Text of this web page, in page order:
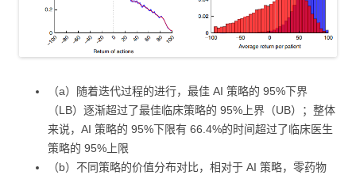
（a）随着迭代过程的进行，最佳 AI 策略的 95%下界
（LB）逐渐超过了最佳临床策略的 95%上界（UB）；整体
来说，AI 策略的 95%下限有 66.4%的时间超过了临床医生
策略的 95%上限
（b）不同策略的价值分布对比，相对于 AI 策略，零药物